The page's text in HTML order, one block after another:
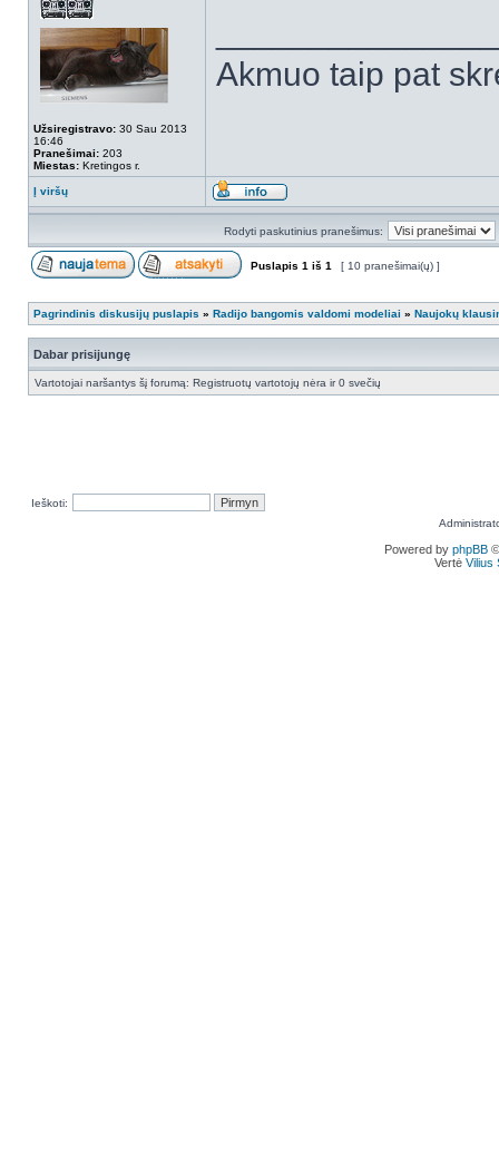
Užsiregistravo: 30 Sau 2013
16:46
Pranešimai: 203
Miestas: Kretingos r.
Akmuo taip pat
Į viršų
Rodyti paskutinius pranešimus:
Puslapis 1 iš 1 [ 10 pranešimai(ų) ]
Pagrindinis diskusijų puslapis » Radijo bangomis valdomi modeliai » Naujokų
Dabar prisijungę
Vartotojai naršantys šį forumą: Registruotų vartotojų nėra ir 0 svečių
Ieškoti:
Powered by phpBB
Vertė Vilius